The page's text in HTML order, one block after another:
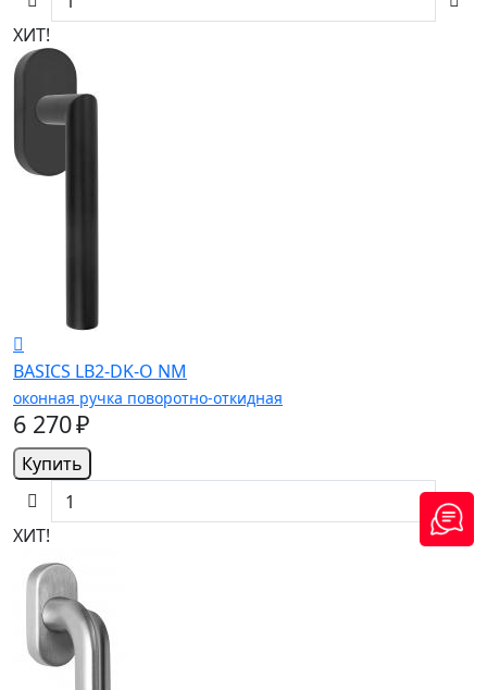
ХИТ!
BASICS LB2-DK-O NM
оконная ручка поворотно-откидная
6 270 ₽
Купить
ХИТ!